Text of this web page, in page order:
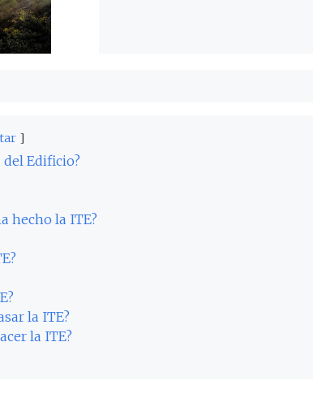
del Edificio?
hecho la ITE?
la ITE?
la ITE?